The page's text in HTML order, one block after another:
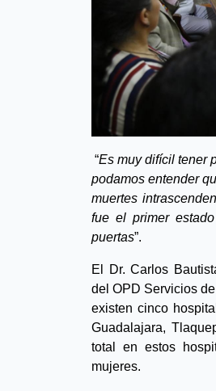
“Es muy difícil tener
podamos entender
muertes
fue el primer
puertas”.
El Dr. Carlos
del OPD Servicios
existen cinco
Guadalajara,
total en estos
mujeres.